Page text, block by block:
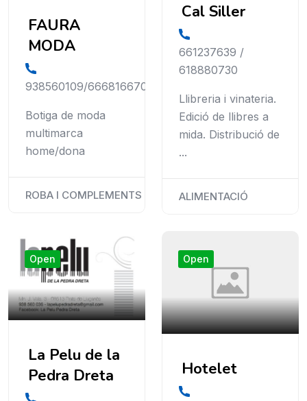
FAURA
MODA
938560109/666816670
Botiga de moda
multimarca
home/dona
ROBA I COMPLEMENTS
Cal Siller
661237639 /
618880730
Llibreria i vinateria.
Edició de llibres a
mida. Distribució de
...
ALIMENTACIÓ
Open
La Pelu de la
Pedra Dreta
Open
Hotelet